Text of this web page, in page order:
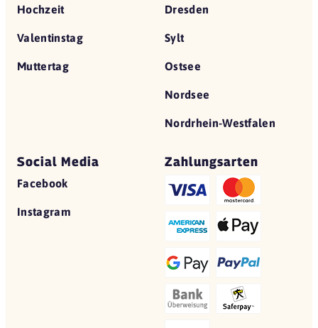
Hochzeit
Valentinstag
Muttertag
Dresden
Sylt
Ostsee
Nordsee
Nordrhein-Westfalen
Social Media
Facebook
Instagram
Zahlungsarten